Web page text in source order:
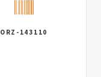
ORZ-143110